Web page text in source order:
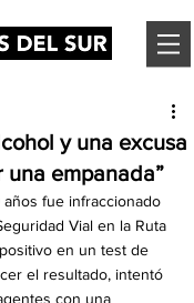
y una excusa
una empanada”
fue infraccionado
Vial en la Ruta
en un test de
el resultado, intentó
con una